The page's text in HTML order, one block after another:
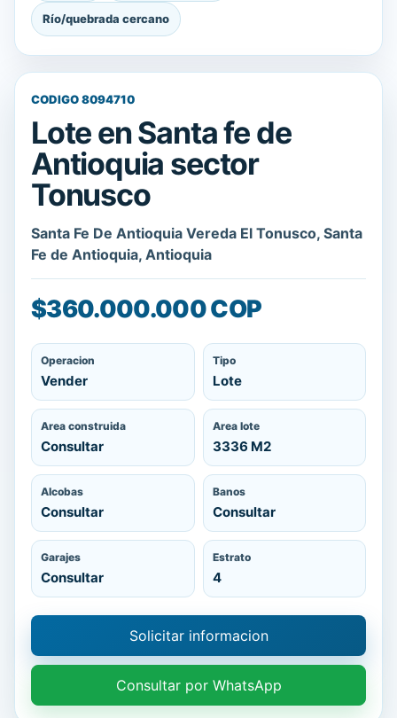
Río/quebrada cercano
CODIGO 8094710
Lote en Santa fe de
Antioquia sector
Tonusco
Santa Fe De Antioquia Vereda El Tonusco, Santa
Fe de Antioquia, Antioquia
$360.000.000 COP
Operacion
Vender
Tipo
Lote
Area construida
Consultar
Area lote
3336 M2
Alcobas
Consultar
Banos
Consultar
Garajes
Consultar
Estrato
4
Solicitar informacion
Consultar por WhatsApp